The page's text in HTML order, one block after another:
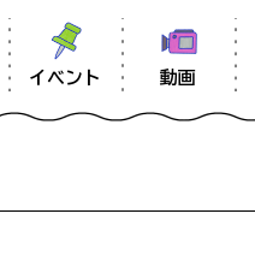
イベント 動画